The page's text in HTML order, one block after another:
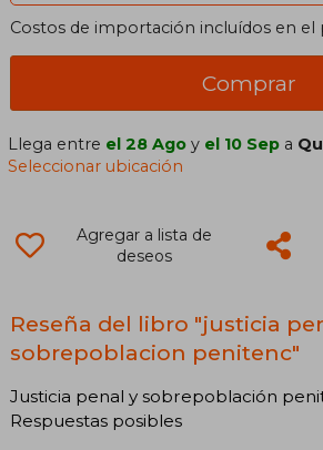
Costos de importación incluídos en el
Comprar
Llega entre el 28 Ago y el 10 Sep a
Seleccionar ubicación
Agregar a lista de
deseos
Reseña del libro "justicia
sobrepoblacion penitenc"
Justicia penal y sobrepoblación
Respuestas posibles